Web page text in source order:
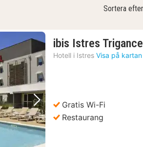
Sortera efter
Nästa bild
ibis Istres Trigance
Hotell i Istres Visa på kartan
Gratis Wi-Fi
Restaurang